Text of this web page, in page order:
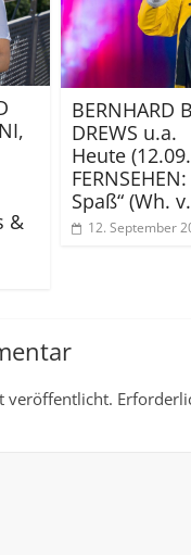
&
BERNHARD
DREWS u.a.
Heute
Spaß“ (Wh.
12. September
veröffentlicht.